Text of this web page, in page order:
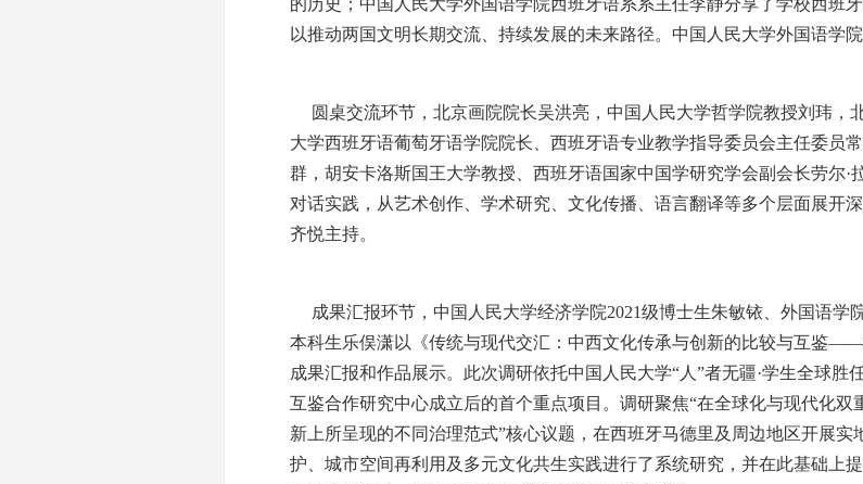
的历史；中国人民大学外国语学院西班牙语系系主任李静分享了学校西班
以推动两国文明长期交流、持续发展的未来路径。中国人民大学外国语学院
圆桌交流环节，北京画院院长吴洪亮，中国人民大学哲学院教授刘玮，
大学西班牙语葡萄牙语学院院长、西班牙语专业教学指导委员会主任委员
群，胡安卡洛斯国王大学教授、西班牙语国家中国学研究学会副会长劳尔·
对话实践，从艺术创作、学术研究、文化传播、语言翻译等多个层面展开
齐悦主持。
成果汇报环节，中国人民大学经济学院2021级博士生朱敏铱、外国语学
本科生乐俣潇以《传统与现代交汇：中西文化传承与创新的比较与互鉴
成果汇报和作品展示。此次调研依托中国人民大学“人”者无疆·学生全球
互鉴合作研究中心成立后的首个重点项目。调研聚焦“在全球化与现代化双
新上所呈现的不同治理范式”核心议题，在西班牙马德里及周边地区开展
护、城市空间再利用及多元文化共生实践进行了系统研究，并在此基础上